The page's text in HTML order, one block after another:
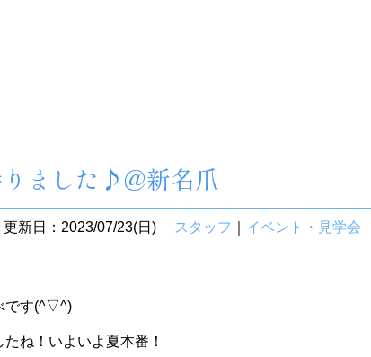
ました♪@新名爪
更新日：2023/07/23(日) スタッフ イベント・見学会
です(^▽^)
ね！いよいよ夏本番！